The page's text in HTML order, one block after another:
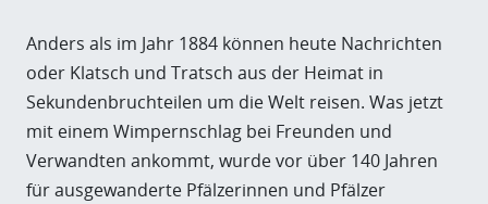
Anders als im Jahr 1884 können heute Nachrichten
oder Klatsch und Tratsch aus der Heimat in
Sekundenbruchteilen um die Welt reisen. Was jetzt
mit einem Wimpernschlag bei Freunden und
Verwandten ankommt, wurde vor über 140 Jahren
für ausgewanderte Pfälzerinnen und Pfälzer